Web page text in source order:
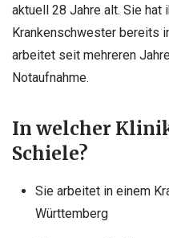
aktuell 28 Jahre alt. Sie hat
Krankenschwester bereits
arbeitet seit mehreren
Notaufnahme.
In welcher
Schiele?
Sie arbeitet in einem
Württemberg